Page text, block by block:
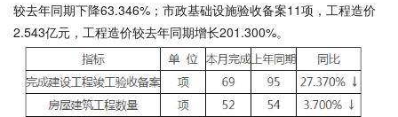
较去年同期下降63.346%；市政基础设施验收备案11项，工程造价
2.543亿元，工程造价较去年同期增长201.300%。